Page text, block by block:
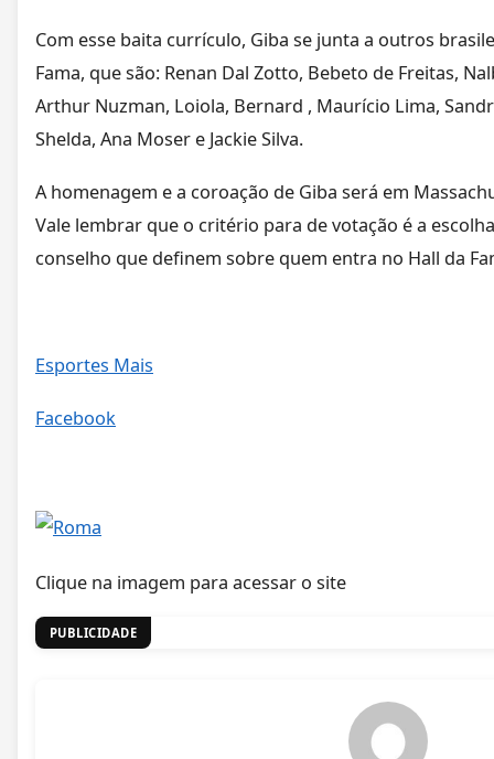
Com esse baita currículo, Giba se junta a outros
Fama, que são: Renan Dal Zotto, Bebeto de Freitas,
Arthur Nuzman, Loiola, Bernard , Maurício Lima,
Shelda, Ana Moser e Jackie Silva.
A homenagem e a coroação de Giba será em
Vale lembrar que o critério para de votação é a
conselho que definem sobre quem entra no Hall da
Esportes Mais
Facebook
Clique na imagem para acessar o site
PUBLICIDADE